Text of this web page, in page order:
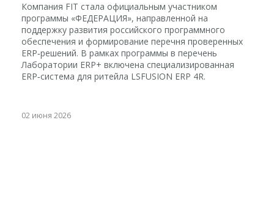
Компания FIT стала официальным участником
программы «ФЕДЕРАЦИЯ», направленной на
поддержку развития российского программного
обеспечения и формирование перечня проверенных
ERP‑решений. В рамках программы в перечень
Лаборатории ERP+ включена специализированная
ERP‑система для ритейла LSFUSION ERP 4R.
02 июня 2026